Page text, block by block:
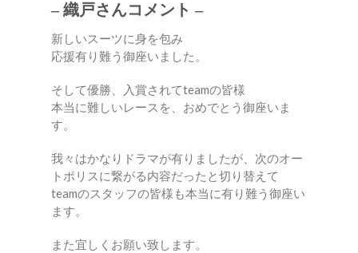
– 織戸さんコメント –
新しいスーツに身を包み
応援有り難う御座いました。
そして優勝、入賞されてteamの皆様
本当に難しいレースを、おめでとう御座いま
す。
我々はかなりドラマが有りましたが、次のオー
トポリスに繋がる内容だったと切り替えて
teamのスタッフの皆様も本当に有り難う御座い
ます。
また宜しくお願い致します。